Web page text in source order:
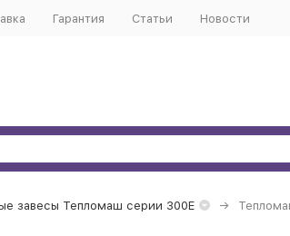
Гарантия Статьи Новости
завесы Тепломаш серии 300Е